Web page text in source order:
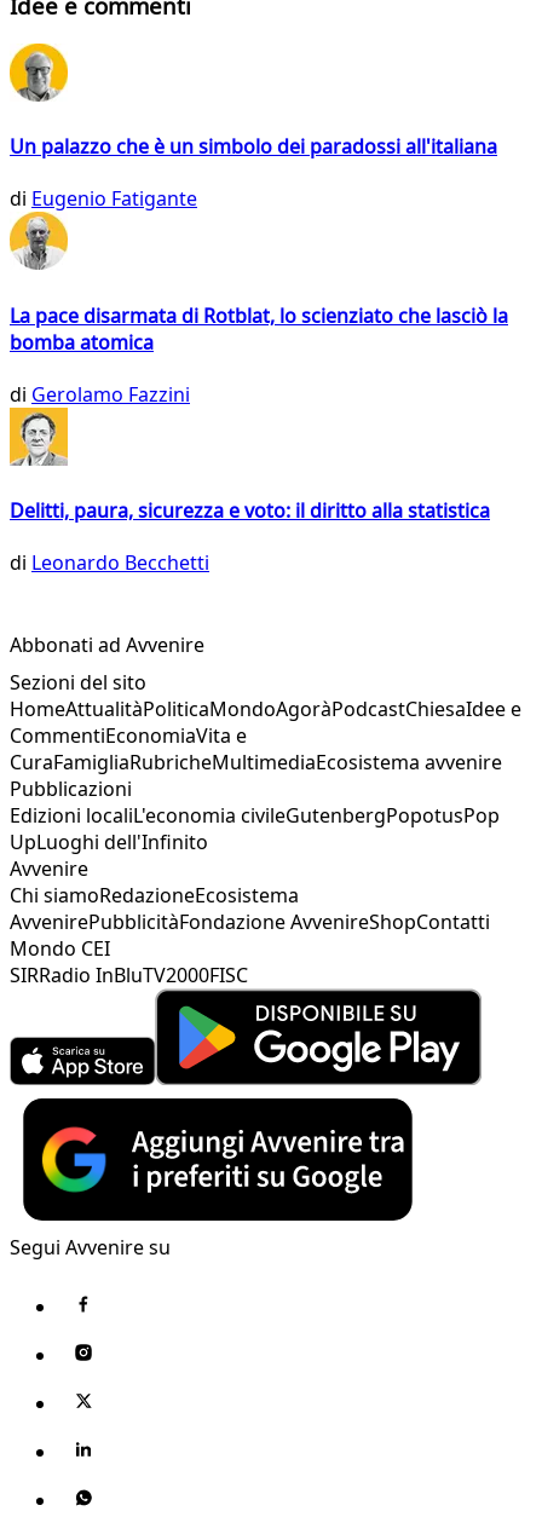
Un palazzo che è un simbolo dei paradossi all'italiana
di Eugenio Fatigante
La pace disarmata di Rotblat, lo scienziato che lasciò la
bomba atomica
di Gerolamo Fazzini
Delitti, paura, sicurezza e voto: il diritto alla statistica
di Leonardo Becchetti
Abbonati ad Avvenire
Sezioni del sito
HomeAttualitàPoliticaMondoAgoràPodcastChiesaIdee e
CommentiEconomiaVita e
CuraFamigliaRubricheMultimediaEcosistema avvenire
Pubblicazioni
Edizioni localiL'economia civileGutenbergPopotusPop
UpLuoghi dell'Infinito
Avvenire
Chi siamoRedazioneEcosistema
AvvenirePubblicitàFondazione AvvenireShopContatti
Mondo CEI
SIRRadio InBluTV2000FISC
Segui Avvenire su